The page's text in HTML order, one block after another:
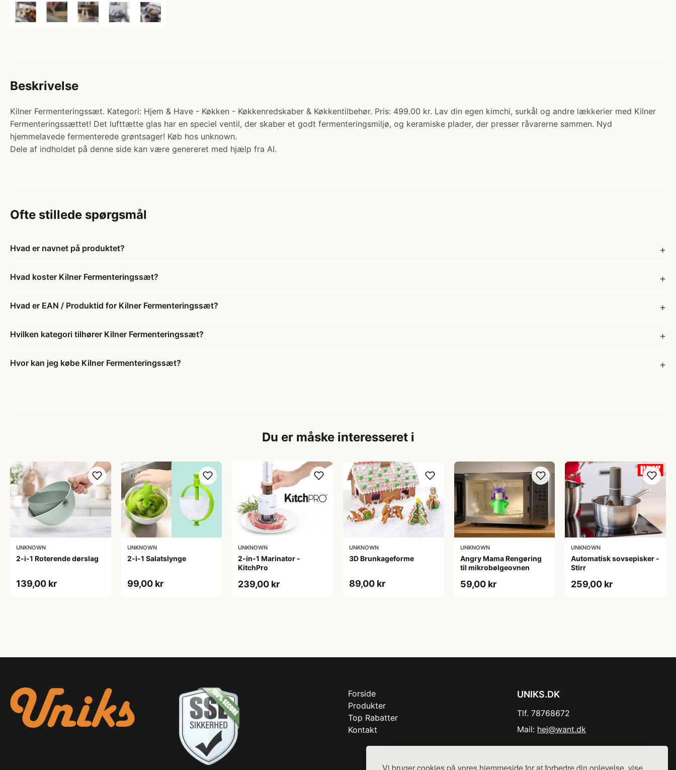
Beskrivelse
Kilner Fermenteringssæt. Kategori: Hjem & Have - Køkken - Køkkenredskaber & Køkkentilbehør. Pris: 499.00 kr. Lav din egen kimchi, surkål og andre lækkerier med Kilner
Fermenteringssættet! Det lufttætte glas har en speciel ventil, der skaber et godt fermenteringsmiljø, og keramiske plader, der presser råvarerne sammen. Nyd
hjemmelavede fermenterede grøntsager! Køb hos unknown.
Dele af indholdet på denne side kan være genereret med hjælp fra AI.
Ofte stillede spørgsmål
Hvad er navnet på produktet?
Hvad koster Kilner Fermenteringssæt?
Hvad er EAN / Produktid for Kilner Fermenteringssæt?
Hvilken kategori tilhører Kilner Fermenteringssæt?
Hvor kan jeg købe Kilner Fermenteringssæt?
Du er måske interesseret i
UNKNOWN
2-i-1 Roterende dørslag
139,00 kr
UNKNOWN
2-i-1 Salatslynge
99,00 kr
UNKNOWN
2-in-1 Marinator -
KitchPro
239,00 kr
UNKNOWN
3D Brunkageforme
89,00 kr
UNKNOWN
Angry Mama Rengøring
til mikrobølgeovnen
59,00 kr
UNKNOWN
Automatisk sovsepisker -
Stirr
259,00 kr
Forside
Produkter
Top Rabatter
Kontakt
UNIKS.DK
Tlf. 78768672
Mail: hej@want.dk